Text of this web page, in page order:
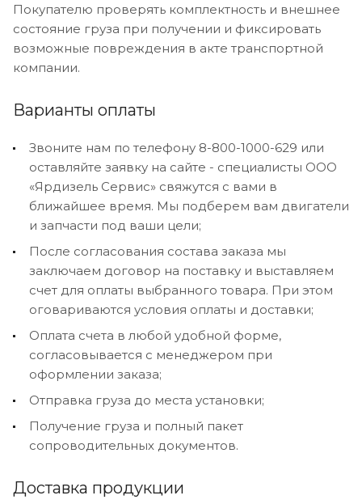
Покупателю проверять комплектность и внешнее
состояние груза при получении и фиксировать
возможные повреждения в акте транспортной
компании.
Варианты оплаты
Звоните нам по телефону 8-800-1000-629 или
оставляйте заявку на сайте - специалисты ООО
«Ярдизель Сервис» свяжутся с вами в
ближайшее время. Мы подберем вам двигатели
и запчасти под ваши цели;
После согласования состава заказа мы
заключаем договор на поставку и выставляем
счет для оплаты выбранного товара. При этом
оговариваются условия оплаты и доставки;
Оплата счета в любой удобной форме,
согласовывается с менеджером при
оформлении заказа;
Отправка груза до места установки;
Получение груза и полный пакет
сопроводительных документов.
Доставка продукции